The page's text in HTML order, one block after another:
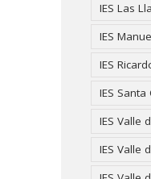
IES Las
IES
IES
IES Santa
IES Valle
IES Valle